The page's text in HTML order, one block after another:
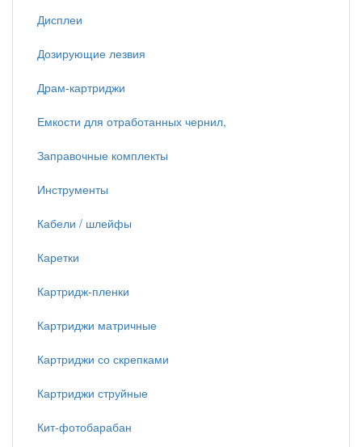
Дисплеи
Дозирующие лезвия
Драм-картриджи
Емкости для отработанных чернил,
Заправочные комплекты
Инструменты
Кабели / шлейфы
Каретки
Картридж-пленки
Картриджи матричные
Картриджи со скрепками
Картриджи струйные
Кит-фотобарабан